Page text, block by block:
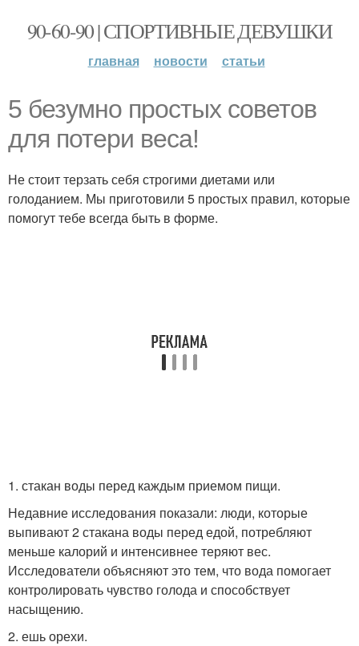
90-60-90 | СПОРТИВНЫЕ ДЕВУШКИ
главная новости статьи
5 безумно простых советов
для потери веса!
Не стоит терзать себя строгими диетами или
голоданием. Мы приготовили 5 простых правил, которые
помогут тебе всегда быть в форме.
1. стакан воды перед каждым приемом пищи.
Недавние исследования показали: люди, которые
выпивают 2 стакана воды перед едой, потребляют
меньше калорий и интенсивнее теряют вес.
Исследователи объясняют это тем, что вода помогает
контролировать чувство голода и способствует
насыщению.
2. ешь орехи.